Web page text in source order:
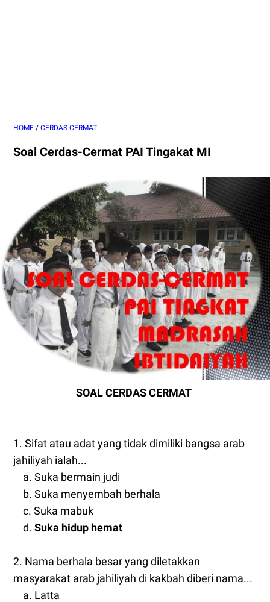
HOME / CERDAS CERMAT
Soal Cerdas-Cermat PAI Tingakat MI
SOAL CERDAS CERMAT
1. Sifat atau adat yang tidak dimiliki bangsa arab
jahiliyah ialah...
a. Suka bermain judi
b. Suka menyembah berhala
c. Suka mabuk
d. Suka hidup hemat
2. Nama berhala besar yang diletakkan
masyarakat arab jahiliyah di kakbah diberi nama...
a. Latta